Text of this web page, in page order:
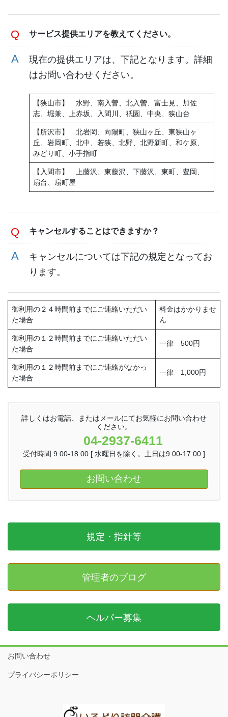
サービス提供エリアを教えてください。
現在の提供エリアは、下記となります。詳細
はお問い合わせください。
【狭山市】 水野、南入曽、北入曽、富士見、加佐
志、堀兼、上赤坂、入間川、祇園、中央、狭山台
【所沢市】 北岩岡、向陽町、狭山ヶ丘、東狭山ヶ
丘、岩岡町、北中、若狭、北野、北野新町、和ケ原、
みどり町、小手指町
【入間市】 上藤沢、東藤沢、下藤沢、東町、豊岡、
扇台、扇町屋
キャンセルすることはできますか？
キャンセルについては下記の規定となってお
ります。
御利用の２４時間前までにご連絡いただい
た場合
料金はかかりませ
ん
御利用の１２時間前までにご連絡いただい
た場合
一律 500円
御利用の１２時間前までにご連絡がなかっ
た場合
一律 1,000円
詳しくはお電話、またはメールにてお気軽にお問い合わせ
ください。
04-2937-6411
受付時間 9:00-18:00 [ 水曜日を除く。土日は9:00-17:00 ]
お問い合わせ
規定・指針等
管理者のブログ
ヘルパー募集
お問い合わせ
プライバシーポリシー